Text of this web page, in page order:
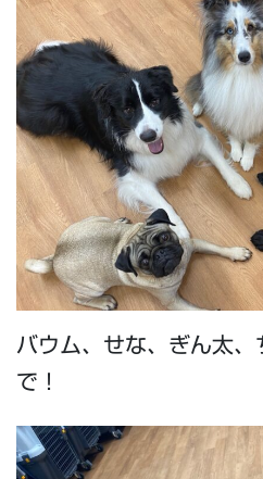
バウム、せな、ぎん太、
で！